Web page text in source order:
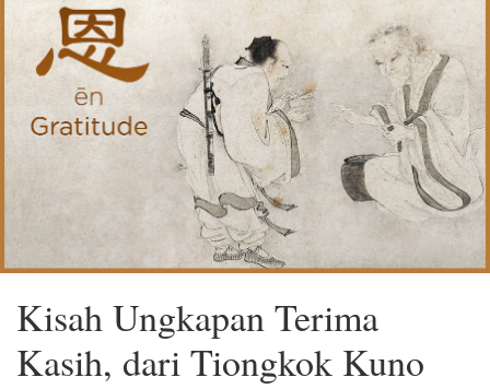
Kisah Ungkapan Terima
Kasih, dari Tiongkok Kuno